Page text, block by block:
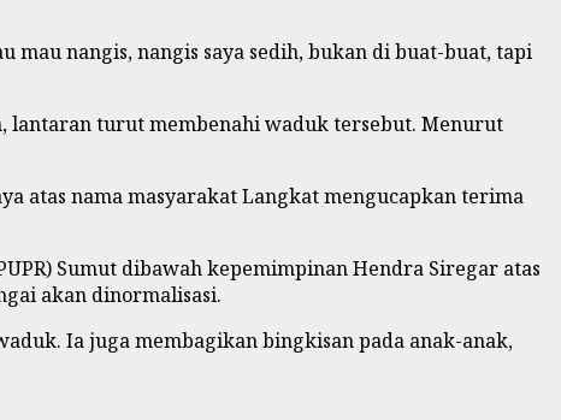
mau nangis, nangis saya sedih, bukan di buat-buat, tapi
lantaran turut membenahi waduk tersebut. Menurut
atas nama masyarakat Langkat mengucapkan terima
Sumut dibawah kepemimpinan Hendra Siregar atas
akan dinormalisasi.
Ia juga membagikan bingkisan pada anak-anak,